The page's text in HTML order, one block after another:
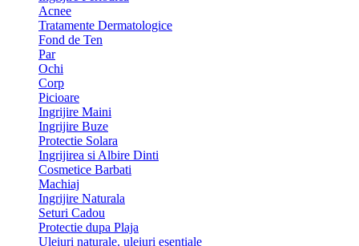
Acnee
Tratamente Dermatologice
Fond de Ten
Par
Ochi
Corp
Picioare
Ingrijire Maini
Ingrijire Buze
Protectie Solara
Ingrijirea si Albire Dinti
Cosmetice Barbati
Machiaj
Ingrijire Naturala
Seturi Cadou
Protectie dupa Plaja
Uleiuri naturale, uleiuri esentiale